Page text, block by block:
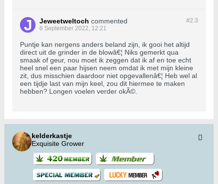
#2.3
Jeweetweltoch commented
6 September 2022, 12:21
Puntje kan nergens anders beland zijn, ik gooi het altijd
direct uit de grinder in de blowâ€¦ Niks gemerkt qua
smaak of geur, nou moet ik zeggen dat ik af en toe echt
heel snel een paar hijsen neem omdat ik met mijn kleine
zit, dus misschien daardoor niet opgevallenâ€¦ Heb wel al
een tijdje last van mijn keel, zou dit hiermee te maken
hebben? Longen voelen verder okÃ©.
kelderkastje
Exquisite Grower